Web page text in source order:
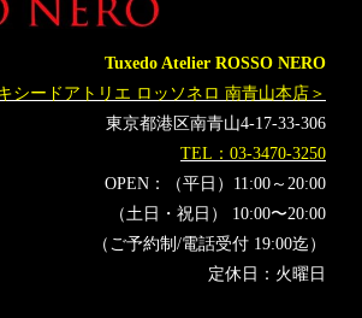
Tuxedo Atelier ROSSO NERO
シードアトリエ ロッソネロ 南青山本店＞
東京都港区南青山4-17-33-306
TEL：03-3470-3250
OPEN：（平日）11:00～20:00
（土日・祝日） 10:00〜20:00
（ご予約制/電話受付 19:00迄）
定休日：火曜日